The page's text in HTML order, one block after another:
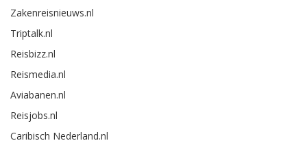
Zakenreisnieuws.nl
Triptalk.nl
Reisbizz.nl
Reismedia.nl
Aviabanen.nl
Reisjobs.nl
Caribisch Nederland.nl